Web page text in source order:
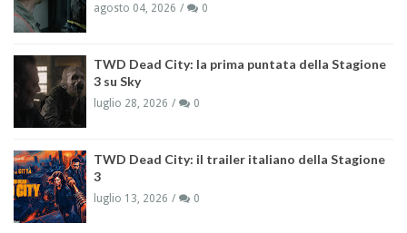
agosto 04, 2026 0
TWD Dead City: la prima puntata della Stagione
3 su Sky
luglio 28, 2026 0
TWD Dead City: il trailer italiano della Stagione
3
luglio 13, 2026 0